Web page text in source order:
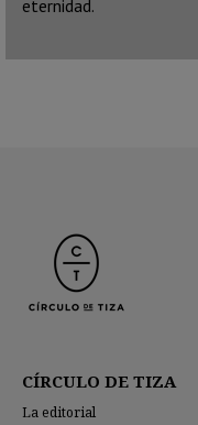
eternidad.
CÍRCULO DE TIZA
La editorial